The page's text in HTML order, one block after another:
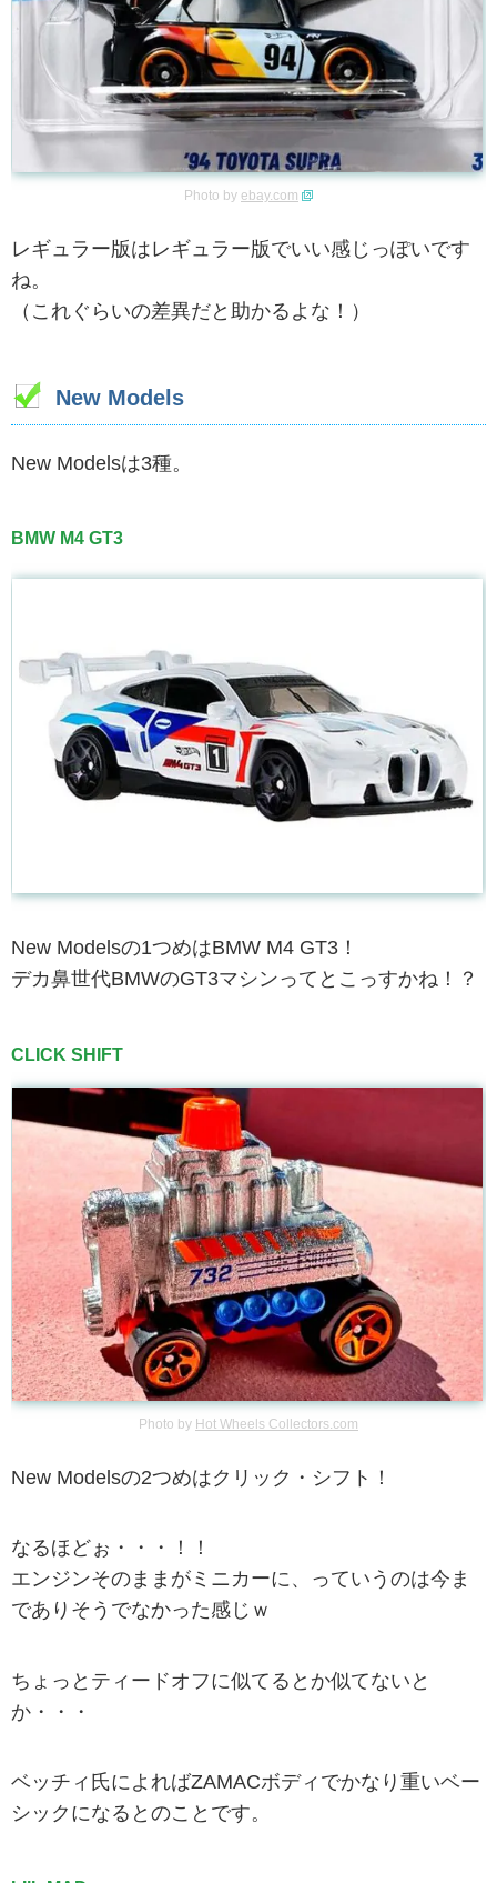
Photo by ebay.com
レギュラー版はレギュラー版でいい感じっぽいです
ね。
（これぐらいの差異だと助かるよな！）
New Models
New Modelsは3種。
BMW M4 GT3
New Modelsの1つめはBMW M4 GT3！
デカ鼻世代BMWのGT3マシンってとこっすかね！？
CLICK SHIFT
Photo by Hot Wheels Collectors.com
New Modelsの2つめはクリック・シフト！
なるほどぉ・・・！！
エンジンそのままがミニカーに、っていうのは今ま
でありそうでなかった感じｗ
ちょっとティードオフに似てるとか似てないと
か・・・
ベッチィ氏によればZAMACボディでかなり重いベー
シックになるとのことです。